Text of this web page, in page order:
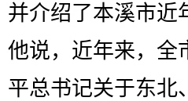
并介绍了本溪市近
他说，近年来，全
平总书记关于东北